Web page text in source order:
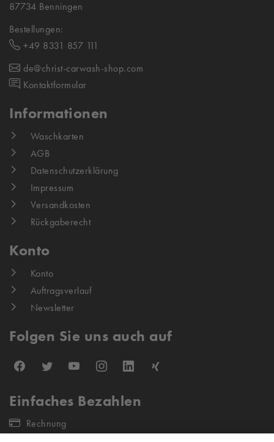
87734 Benningen
Bestellungen:
+49 8331 857 111
de@christ-carwash-shop.com
Kontaktformular
Informationen
Waschkarten
AGB
Datenschutzerklärung
Impressum
Versandkosten
Rückgaberecht
Konto
Konto
Auftragsverlauf
Newsletter
Folgen Sie uns auch auf
Einfaches Bezahlen
Rechnung